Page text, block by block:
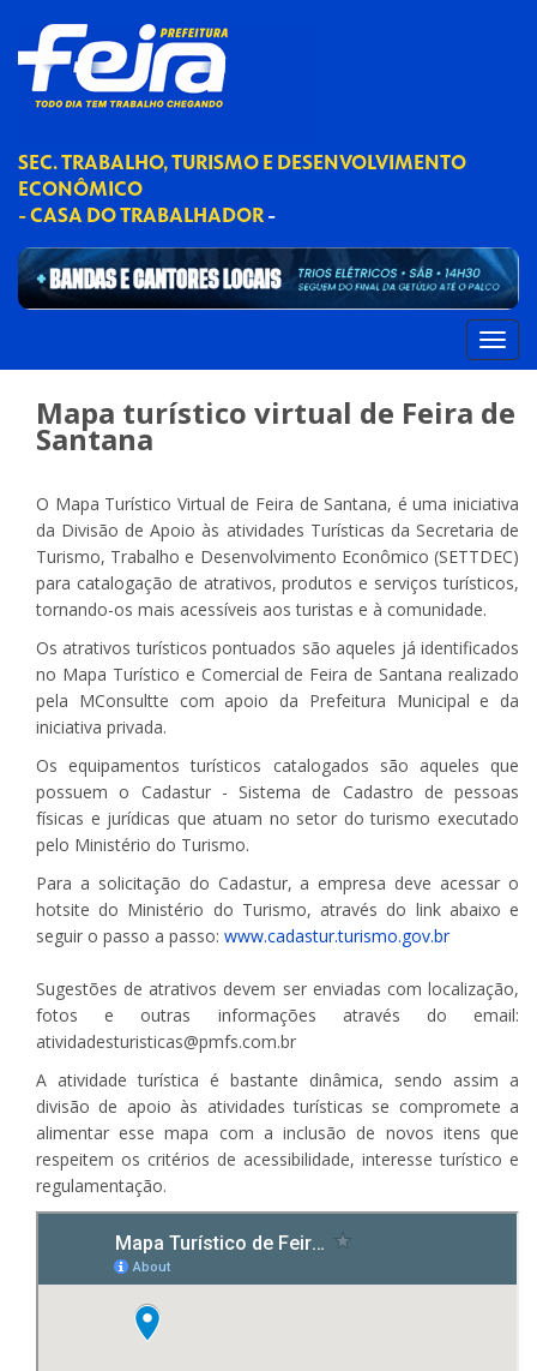
SEC. TRABALHO, TURISMO E DESENVOLVIMENTO
ECONÔMICO
- CASA DO TRABALHADOR-
Mapa turístico virtual de Feira de
Santana
O Mapa Turístico Virtual de Feira de Santana, é uma iniciativa
da Divisão de Apoio às atividades Turísticas da Secretaria de
Turismo, Trabalho e Desenvolvimento Econômico (SETTDEC)
para catalogação de atrativos, produtos e serviços turísticos,
tornando-os mais acessíveis aos turistas e à comunidade.
Os atrativos turísticos pontuados são aqueles já identificados
no Mapa Turístico e Comercial de Feira de Santana realizado
pela MConsultte com apoio da Prefeitura Municipal e da
iniciativa privada.
Os equipamentos turísticos catalogados são aqueles que
possuem o Cadastur - Sistema de Cadastro de pessoas
físicas e jurídicas que atuam no setor do turismo executado
pelo Ministério do Turismo.
Para a solicitação do Cadastur, a empresa deve acessar o
hotsite do Ministério do Turismo, através do link abaixo e
seguir o passo a passo: www.cadastur.turismo.gov.br
Sugestões de atrativos devem ser enviadas com localização,
fotos e outras informações através do email:
atividadesturisticas@pmfs.com.br
A atividade turística é bastante dinâmica, sendo assim a
divisão de apoio às atividades turísticas se compromete a
alimentar esse mapa com a inclusão de novos itens que
respeitem os critérios de acessibilidade, interesse turístico e
regulamentação.